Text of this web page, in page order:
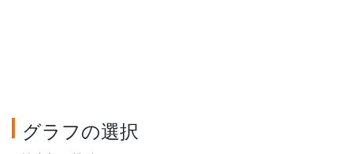
グラフの選択